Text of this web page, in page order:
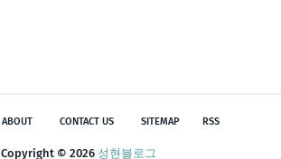
ABOUT CONTACT US SITEMAP RSS
Copyright © 2026 성현블로그